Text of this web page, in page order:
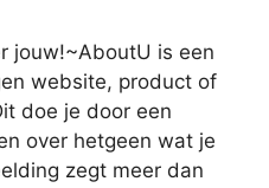
jouw!~AboutU is een
website, product of
doe je door een
over hetgeen wat je
zegt meer dan